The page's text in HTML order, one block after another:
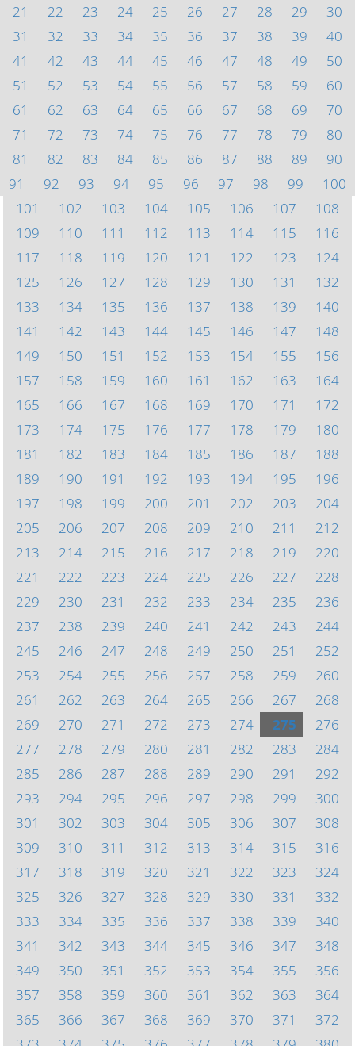
21
22 23 24 25 26 27 28 29
30
31
32 33 34 35 36 37 38 39
40
41
42 43 44 45 46 47 48 49
50
51
52 53 54 55 56 57 58 59
60
61
62 63 64 65 66 67 68 69
70
71
72 73 74 75 76 77 78 79
80
81
82 83 84 85 86 87 88 89
90
91
92 93 94 95 96 97 98 99
100
101
102 103 104 105 106 107
108
109
110 111 112 113 114 115
116
117
118 119 120 121 122 123
124
125
126 127 128 129 130 131
132
133
134 135 136 137 138 139
140
141
142 143 144 145 146 147
148
149
150 151 152 153 154 155
156
157
158 159 160 161 162 163
164
165
166 167 168 169 170 171
172
173
174 175 176 177 178 179
180
181
182 183 184 185 186 187
188
189
190 191 192 193 194 195
196
197
198 199 200 201 202 203
204
205
206 207 208 209 210 211
212
213
214 215 216 217 218 219
220
221
222 223 224 225 226 227
228
229
230 231 232 233 234 235
236
237
238 239 240 241 242 243
244
245
246 247 248 249 250 251
252
253
254 255 256 257 258 259
260
261
262 263 264 265 266 267
268
269
270 271 272 273 274 275
276
277
278 279 280 281 282 283
284
285
286 287 288 289 290 291
292
293
294 295 296 297 298 299
300
301
302 303 304 305 306 307
308
309
310 311 312 313 314 315
316
317
318 319 320 321 322 323
324
325
326 327 328 329 330 331
332
333
334 335 336 337 338 339
340
341
342 343 344 345 346 347
348
349
350 351 352 353 354 355
356
357
358 359 360 361 362 363
364
365
366 367 368 369 370 371
372